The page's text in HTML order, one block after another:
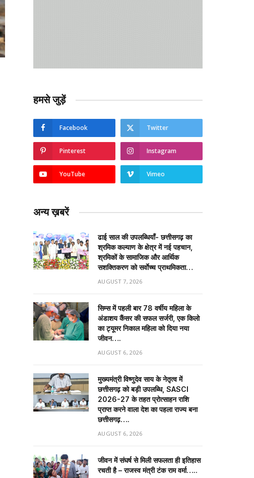
हमसे जुड़ें
Facebook Twitter
Pinterest Instagram
YouTube Vimeo
अन्य ख़बरें
ढाई साल की उपलब्धियाँ- छत्तीसगढ़ का
श्रमिक कल्याण के क्षेत्र में नई पहचान,
श्रमिकों के सामाजिक और आर्थिक
सशक्तिकरण को सर्वाेच्च प्राथमिकता…
AUGUST 7, 2026
सिम्स में पहली बार 78 वर्षीय महिला के
अंडाशय कैंसर की सफल सर्जरी, एक किलो
का ट्यूमर निकाल महिला को दिया नया
जीवन….
AUGUST 6, 2026
मुख्यमंत्री विष्णुदेव साय के नेतृत्व में
छत्तीसगढ़ को बड़ी उपलब्धि, SASCI
2026-27 के तहत प्रोत्साहन राशि
प्राप्त करने वाला देश का पहला राज्य बना
छत्तीसगढ़….
AUGUST 6, 2026
जीवन में संघर्ष से मिली सफलता ही इतिहास
रचती है – राजस्व मंत्री टंक राम वर्मा…..